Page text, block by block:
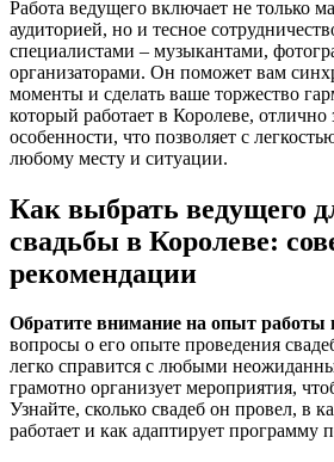
Работа ведущего включает не только
аудиторией, но и тесное
специалистами – музыкантами,
организаторами. Он поможет вам
моменты и сделать ваше торжество
который работает в Королеве, отлично
особенности, что позволяет с
любому месту и ситуации.
Как выбрать ведущего
свадьбы в Королеве:
рекомендации
Обратите внимание на опыт работы
вопросы о его опыте проведения
легко справится с любыми
грамотно организует мероприятия,
Узнайте, сколько свадеб он провел, в
работает и как адаптирует программу